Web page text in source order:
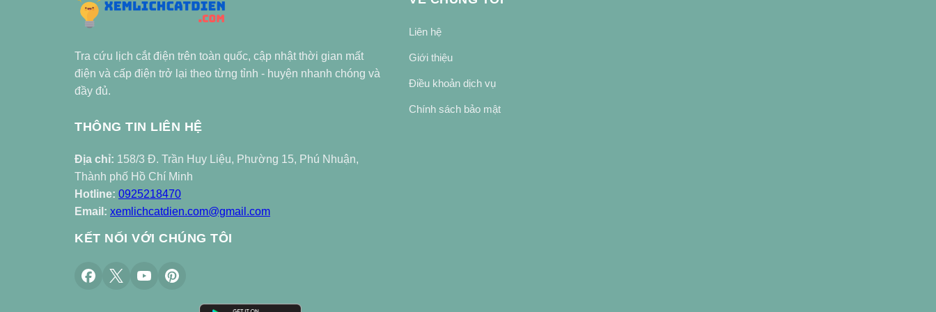
Tra cứu lịch cắt điện trên toàn quốc, cập nhật thời gian mất
điện và cấp điện trở lại theo từng tỉnh - huyện nhanh chóng và
đầy đủ.
THÔNG TIN LIÊN HỆ
Địa chỉ: 158/3 Đ. Trần Huy Liệu, Phường 15, Phú Nhuận,
Thành phố Hồ Chí Minh
Hotline: 0925218470
Email: xemlichcatdien.com@gmail.com
KẾT NỐI VỚI CHÚNG TÔI
Liên hệ
Giới thiệu
Điều khoản dịch vụ
Chính sách bảo mật